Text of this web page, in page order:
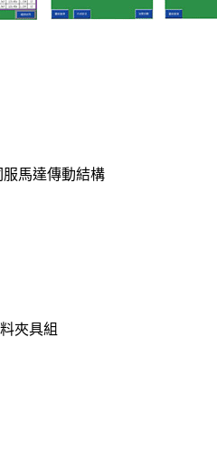
馬達傳動結構
夾具組